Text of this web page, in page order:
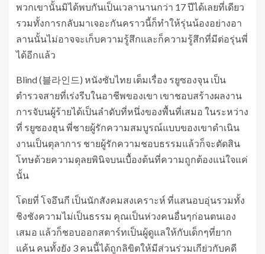
พวกเขานั้นมิได้พบกันเป็นเวลานานกว่า 17 ปีได้เลยที่เดียว
รวมทั้งการกลับมาเจอะกันคราวนี้ก็ทำให้รุ่นน้องอย่างอา
ลานนั้นไม่อาจจะเก็บความรู้สึกและก็ความรู้สึกที่มีต่อรุ่นพี่
ได้อีกแล้ว
Blind (블라인드) หนังซับไทย เต็มเรื่อง รยูซองจุน เป็น
ตำรวจสายที่เร่งรีบในอาชีพของเขา เขาชอบสร้างผลงาน
การจับนผู้ร้ายได้เป็นลำดับที่หนึ่งของพื้นที่เสมอ ในระหว่าง
ที่ รยูซองฮุน พี่ชายผู้รักความสมบูรณ์แบบของเขาดำเนิน
งานเป็นตุลาการ ชายผู้รักความชอบธรรมแล้วก็จะตัดสิน
โทษด้วยความดุลยพินิจบนเบื้องต้นที่ความถูกต้องแน่ใจแค่
นั้น
โดยที่ โจอึนกี เป็นนักสังคมสงเคราะห์ ที่แสนอบอุ่นรวมทั้ง
ชิงชังความไม่เป็นธรรม คุณเป็นห่วงคนอื่นๆก่อนตนเอง
เสมอ แล้วก็ชอบออกสตาร์ทเป็นผู้ดูแลให้กับเด็กๆที่ยาก
แค้น คนทั้งยัง 3 คนนี้ได้ถูกลิขิตให้มีส่วนร่วมเกีย่วกับคดี